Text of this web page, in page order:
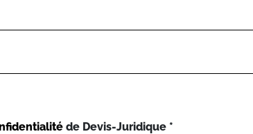
de Devis-Juridique *